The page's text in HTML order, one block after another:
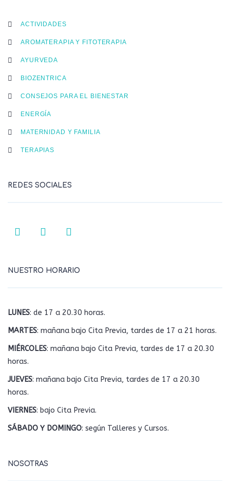
ACTIVIDADES
AROMATERAPIA Y FITOTERAPIA
AYURVEDA
BIOZENTRICA
CONSEJOS PARA EL BIENESTAR
ENERGÍA
MATERNIDAD Y FAMILIA
TERAPIAS
REDES SOCIALES
NUESTRO HORARIO
LUNES: de 17 a 20.30 horas.
MARTES: mañana bajo Cita Previa, tardes de 17 a 21 horas.
MIÉRCOLES: mañana bajo Cita Previa, tardes de 17 a 20.30
horas.
JUEVES: mañana bajo Cita Previa, tardes de 17 a 20.30
horas.
VIERNES: bajo Cita Previa.
SÁBADO Y DOMINGO: según Talleres y Cursos.
NOSOTRAS